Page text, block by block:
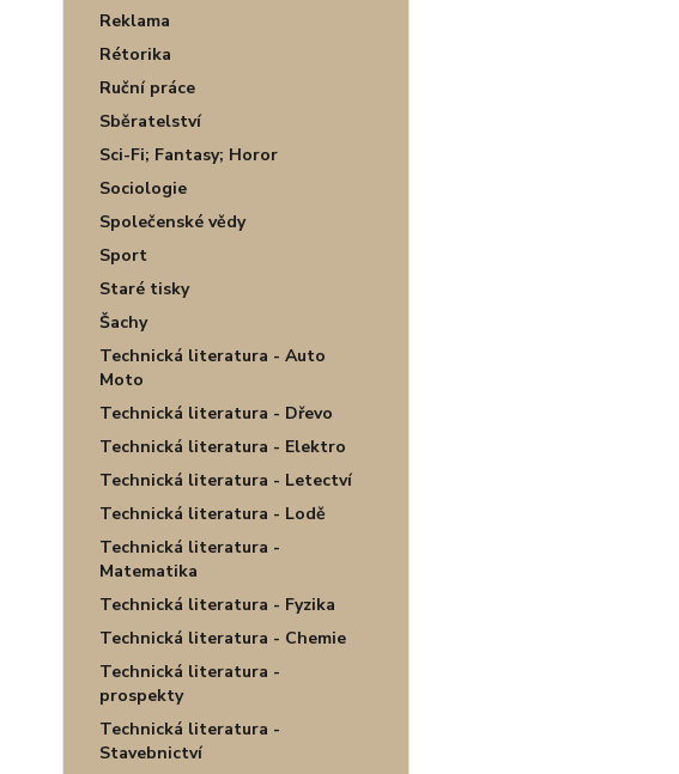
Reklama
Rétorika
Ruční práce
Sběratelství
Sci-Fi; Fantasy; Horor
Sociologie
Společenské vědy
Sport
Staré tisky
Šachy
Technická literatura - Auto
Moto
Technická literatura - Dřevo
Technická literatura - Elektro
Technická literatura - Letectví
Technická literatura - Lodě
Technická literatura -
Matematika
Technická literatura - Fyzika
Technická literatura - Chemie
Technická literatura -
prospekty
Technická literatura -
Stavebnictví